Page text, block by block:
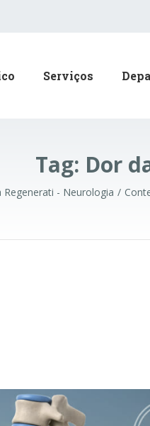
Serviços
Tag: Dor
Regenerati - Neurologia